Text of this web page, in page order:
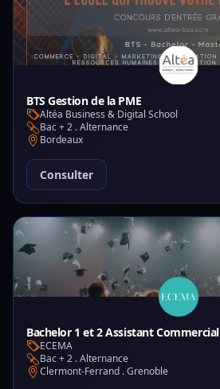
BTS Gestion de la PME
Altéa Business & Digital School
Bac + 2 . Alternance
Bordeaux
Consulter
Bachelor 1 et 2 Assistant Commercial
ECEMA
Bac + 2 . Alternance
Clermont-Ferrand . Grenoble